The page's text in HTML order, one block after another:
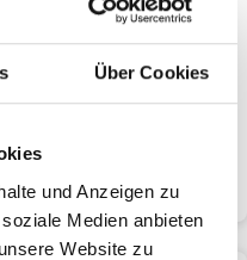
Über Cookies
und Anzeigen zu
Medien anbieten
Website zu
unserer